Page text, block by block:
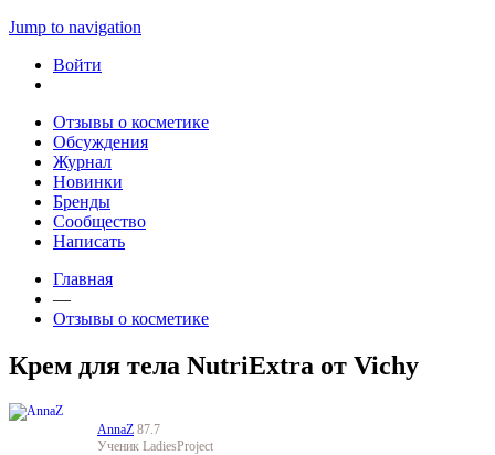
Jump to navigation
Войти
Отзывы о косметике
Обсуждения
Журнал
Новинки
Бренды
Сообщество
Написать
Главная
—
Отзывы о косметике
Крем для тела NutriExtra от Vichy
AnnaZ 87.7
Ученик LadiesProject